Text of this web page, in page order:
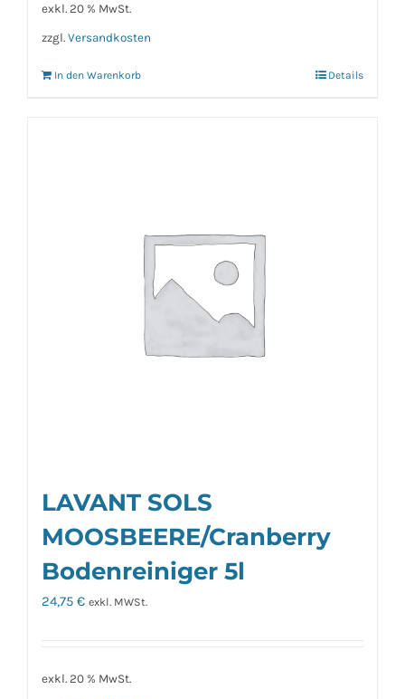
exkl. 20 % MwSt.
zzgl. Versandkosten
In den Warenkorb Details
LAVANT SOLS
MOOSBEERE/Cranberry
Bodenreiniger 5l
24,75 € exkl. MWSt.
exkl. 20 % MwSt.